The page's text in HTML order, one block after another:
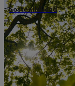
Sostenibilidad